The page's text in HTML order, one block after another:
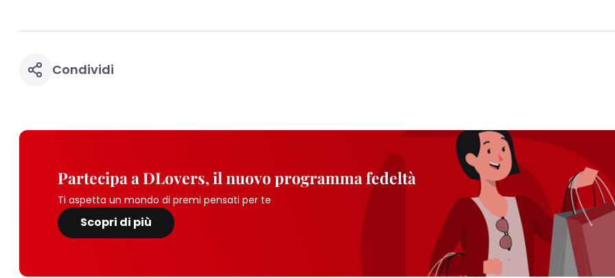
Condividi
Partecipa a DLovers, il nuovo programma fedeltà
Ti aspetta un mondo di premi pensati per te
Scopri di più